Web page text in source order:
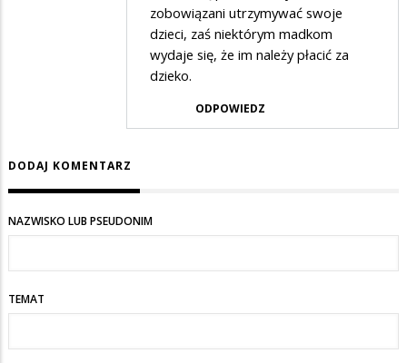
zobowiązani utrzymywać swoje
dzieci, zaś niektórym madkom
wydaje się, że im należy płacić za
dzieko.
ODPOWIEDZ
DODAJ KOMENTARZ
NAZWISKO LUB PSEUDONIM
TEMAT